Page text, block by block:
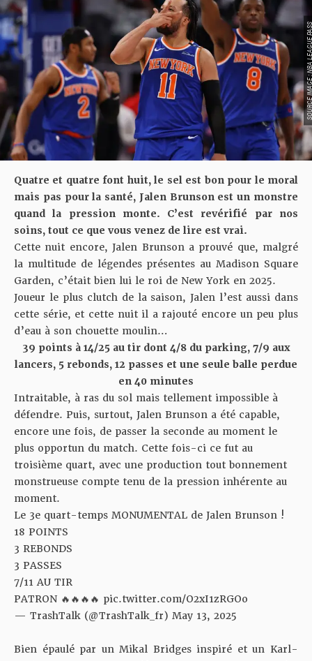
SOURCE
Quatre et quatre font huit, le sel est bon pour le moral
mais pas pour la santé, Jalen Brunson est un monstre
quand la pression monte. C’est revérifié par nos
soins, tout ce que vous venez de lire est vrai.
Cette nuit encore, Jalen Brunson a prouvé que, malgré
la multitude de légendes présentes au Madison Square
Garden, c’était bien lui le roi de New York en 2025.
Joueur le plus clutch de la saison, Jalen l’est aussi dans
cette série, et cette nuit il a rajouté encore un peu plus
d’eau à son chouette moulin…
39 points à 14/25 au tir dont 4/8 du parking, 7/9 aux
lancers, 5 rebonds, 12 passes et une seule balle perdue
en 40 minutes
Intraitable, à ras du sol mais tellement impossible à
défendre. Puis, surtout, Jalen Brunson a été capable,
encore une fois, de passer la seconde au moment le
plus opportun du match. Cette fois-ci ce fut au
troisième quart, avec une production tout bonnement
monstrueuse compte tenu de la pression inhérente au
moment.
Le 3e quart-temps MONUMENTAL de Jalen Brunson !
18 POINTS
3 REBONDS
3 PASSES
7/11 AU TIR
PATRON 🔥🔥🔥🔥 pic.twitter.com/O2xI1zRGOo
— TrashTalk (@TrashTalk_fr) May 13, 2025
Bien épaulé par un Mikal Bridges inspiré et un Karl-